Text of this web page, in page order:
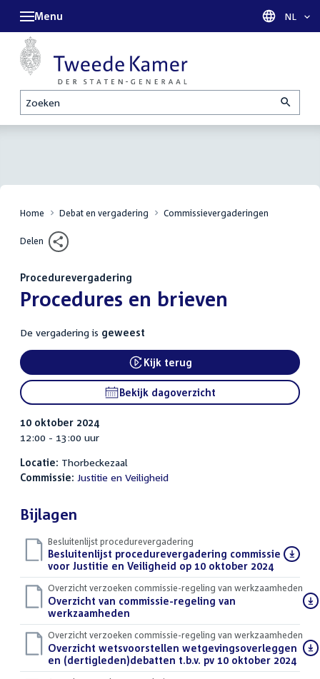
Zoeken
Menu Taal
NL
Home Debat en vergadering Commissievergaderingen
Delen
Procedurevergadering
:Procedures en brieven
De vergadering is geweest
External link:
Kijk terug
Bekijk dagoverzicht
10 oktober 2024
12:00 - 13:00 uur
Locatie: Thorbeckezaal
Commissie: Justitie en Veiligheid
Bijlagen
Besluitenlijst procedurevergadering
Download
bestand:
Besluitenlijst procedurevergadering commissie
voor Justitie en Veiligheid op 10 oktober 2024(PDF)
Overzicht verzoeken commissie-regeling van werkzaamheden
Download
bestand:
Overzicht van commissie-regeling van
werkzaamheden
Overzicht verzoeken commissie-regeling van werkzaamheden
Download
bestand:
Overzicht wetsvoorstellen wetgevingsoverleggen
en (dertigleden)debatten t.b.v. pv 10 oktober 2024